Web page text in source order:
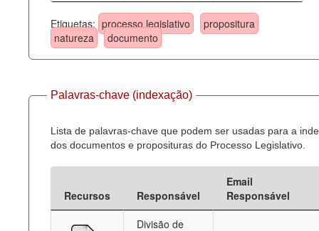
Etiquetas: processo legislativo
propositura
natureza
documento
Palavras-chave (indexação)
Lista de palavras-chave que podem ser usadas para a
dos documentos e proposituras do Processo Legislativo.
Recursos Responsável
Email
Responsável
Divisão de